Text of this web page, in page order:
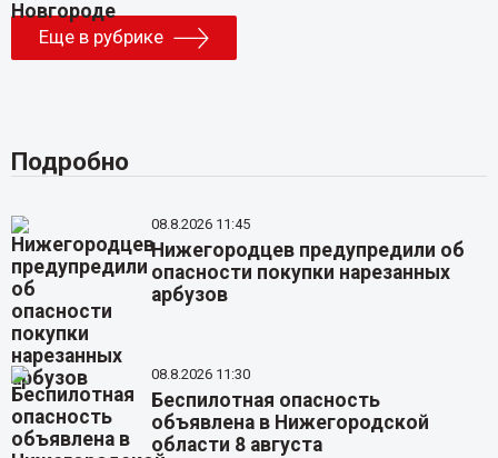
Еще в рубрике
Подробно
08.8.2026 11:45
Нижегородцев предупредили об
опасности покупки нарезанных
арбузов
08.8.2026 11:30
Беспилотная опасность
объявлена в Нижегородской
области 8 августа